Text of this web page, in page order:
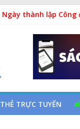
thành lập Công
cơ đột quỵ não và dự
đọc qua chương
TRỰC TUYẾN